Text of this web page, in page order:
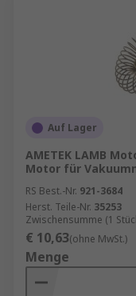
Auf Lager
AMETEK LAMB
Motor für
RS Best.-Nr. 921-3684
Herst. Teile-Nr. 35253
Zwischensumme (1
€ 10,63(ohne MwSt.)
Menge